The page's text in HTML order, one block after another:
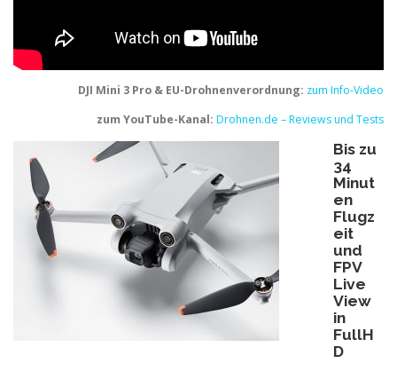
DJI Mini 3 Pro & EU-Drohnenverordnung: zum Info-Video
zum YouTube-Kanal: Drohnen.de – Reviews und Tests
Bis zu
34
Minut
en
Flugz
eit
und
FPV
Live
View
in
FullH
D